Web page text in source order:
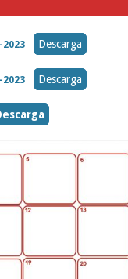
2023 Descarga
2023 Descarga